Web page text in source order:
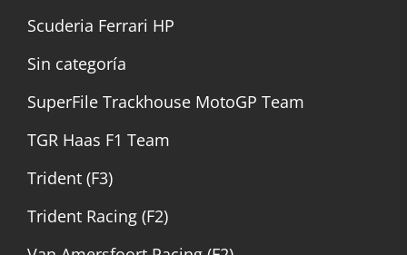
Scuderia Ferrari HP
Sin categoría
SuperFile Trackhouse MotoGP Team
TGR Haas F1 Team
Trident (F3)
Trident Racing (F2)